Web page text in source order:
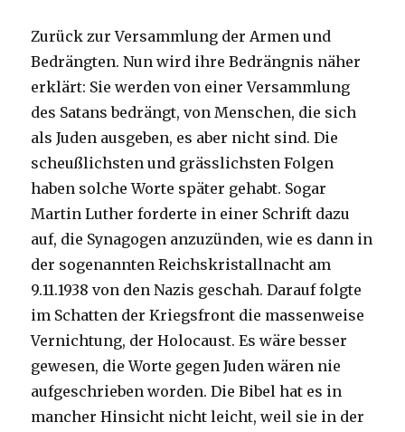
Zurück zur Versammlung der Armen und
Bedrängten. Nun wird ihre Bedrängnis näher
erklärt: Sie werden von einer Versammlung
des Satans bedrängt, von Menschen, die sich
als Juden ausgeben, es aber nicht sind. Die
scheußlichsten und grässlichsten Folgen
haben solche Worte später gehabt. Sogar
Martin Luther forderte in einer Schrift dazu
auf, die Synagogen anzuzünden, wie es dann in
der sogenannten Reichskristallnacht am
9.11.1938 von den Nazis geschah. Darauf folgte
im Schatten der Kriegsfront die massenweise
Vernichtung, der Holocaust. Es wäre besser
gewesen, die Worte gegen Juden wären nie
aufgeschrieben worden. Die Bibel hat es in
mancher Hinsicht nicht leicht, weil sie in der